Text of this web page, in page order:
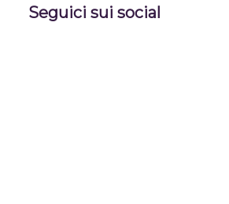
Seguici sui social